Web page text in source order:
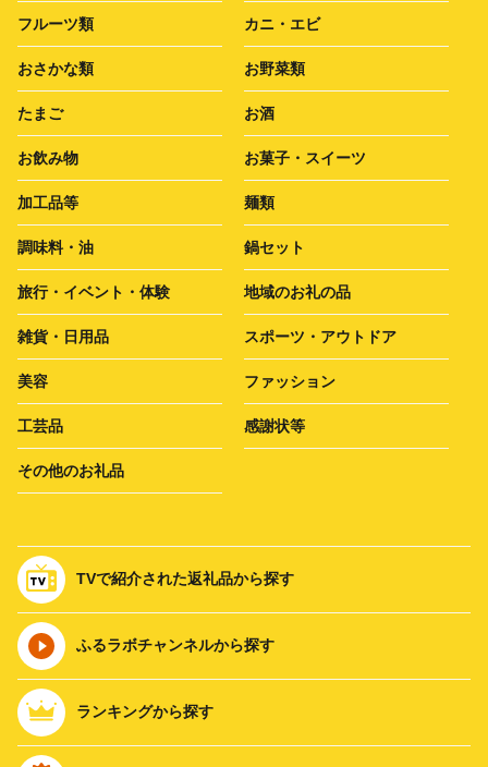
フルーツ類 カニ・エビ
おさかな類 お野菜類
たまご お酒
お飲み物 お菓子・スイーツ
加工品等 麺類
調味料・油 鍋セット
旅行・イベント・体験 地域のお礼の品
雑貨・日用品 スポーツ・アウトドア
美容 ファッション
工芸品 感謝状等
その他のお礼品
TVで紹介された返礼品から探す
ふるラボチャンネルから探す
ランキングから探す